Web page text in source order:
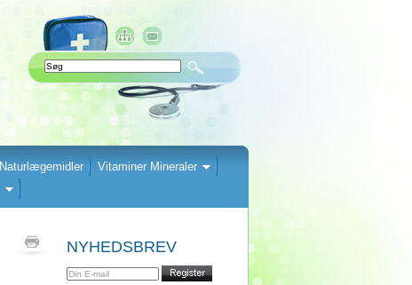
Naturlægemidler
Vitaminer Mineraler
NYHEDSBREV